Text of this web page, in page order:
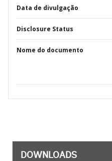
Data de divulgação
Disclosure Status
Nome do documento
DOWNLOADS